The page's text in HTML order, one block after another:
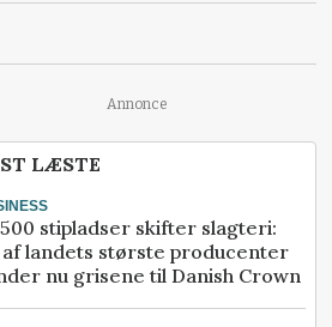
Annonce
LÆSTE
stipladser skifter slagteri:
af landets største producenter
nu grisene til Danish Crown